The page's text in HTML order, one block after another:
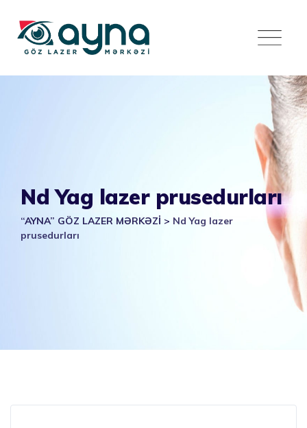
content
Nd Yag lazer prusedurları
“AYNA” GÖZ LAZER MƏRKƏZİ > Nd Yag lazer
prusedurları